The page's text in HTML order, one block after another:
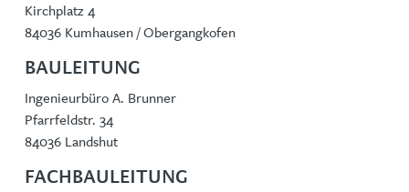
Kirchplatz 4
84036 Kumhausen / Obergangkofen
BAULEITUNG
Ingenieurbüro A. Brunner
Pfarrfeldstr. 34
84036 Landshut
FACHBAULEITUNG